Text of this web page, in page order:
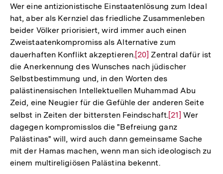
Wer eine antizionistische Einstaatenlösung zum Ideal
hat, aber als Kernziel das friedliche Zusammenleben
beider Völker priorisiert, wird immer auch einen
Zweistaatenkompromiss als Alternative zum
dauerhaften Konflikt akzeptieren.Zur
Auflösung
der
Fußnote
[20] Zentral dafür ist
die Anerkennung des Wunsches nach jüdischer
Selbstbestimmung und, in den Worten des
palästinensischen Intellektuellen Muhammad Abu
Zeid, eine Neugier für die Gefühle der anderen Seite
selbst in Zeiten der bittersten Feindschaft.Zur
Auflösung
der
Fußnote
[21] Wer
dagegen kompromisslos die "Befreiung ganz
Palästinas" will, wird auch dann gemeinsame Sache
mit der Hamas machen, wenn man sich ideologisch zu
einem multireligiösen Palästina bekennt.